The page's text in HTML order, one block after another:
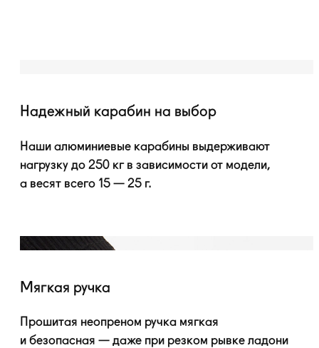
Надежный карабин на выбор
Наши алюминиевые карабины выдерживают
нагрузку до 250 кг в зависимости от модели,
а весят всего 15 — 25 г.
Мягкая ручка
Прошитая неопреном ручка мягкая
и безопасная — даже при резком рывке ладони